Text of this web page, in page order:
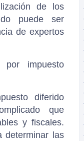
de los
puede ser
de expertos
impuesto
diferido
que
y fiscales.
determinar las